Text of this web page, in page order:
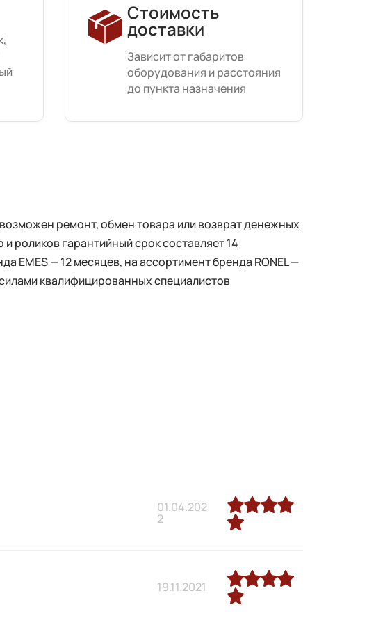
Стоимость
доставки
Зависит от габаритов
оборудования и расстояния
до пункта назначения
ремонт, обмен товара или возврат денежных
роликов гарантийный срок составляет 14
EMES — 12 месяцев, на ассортимент бренда RONEL —
квалифицированных специалистов
01.04.202
2
19.11.2021